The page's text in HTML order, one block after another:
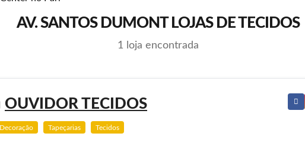
AV. SANTOS DUMONT LOJAS DE TECIDOS
1 loja encontrada
OUVIDOR TECIDOS
Decoração Tapeçarias Tecidos